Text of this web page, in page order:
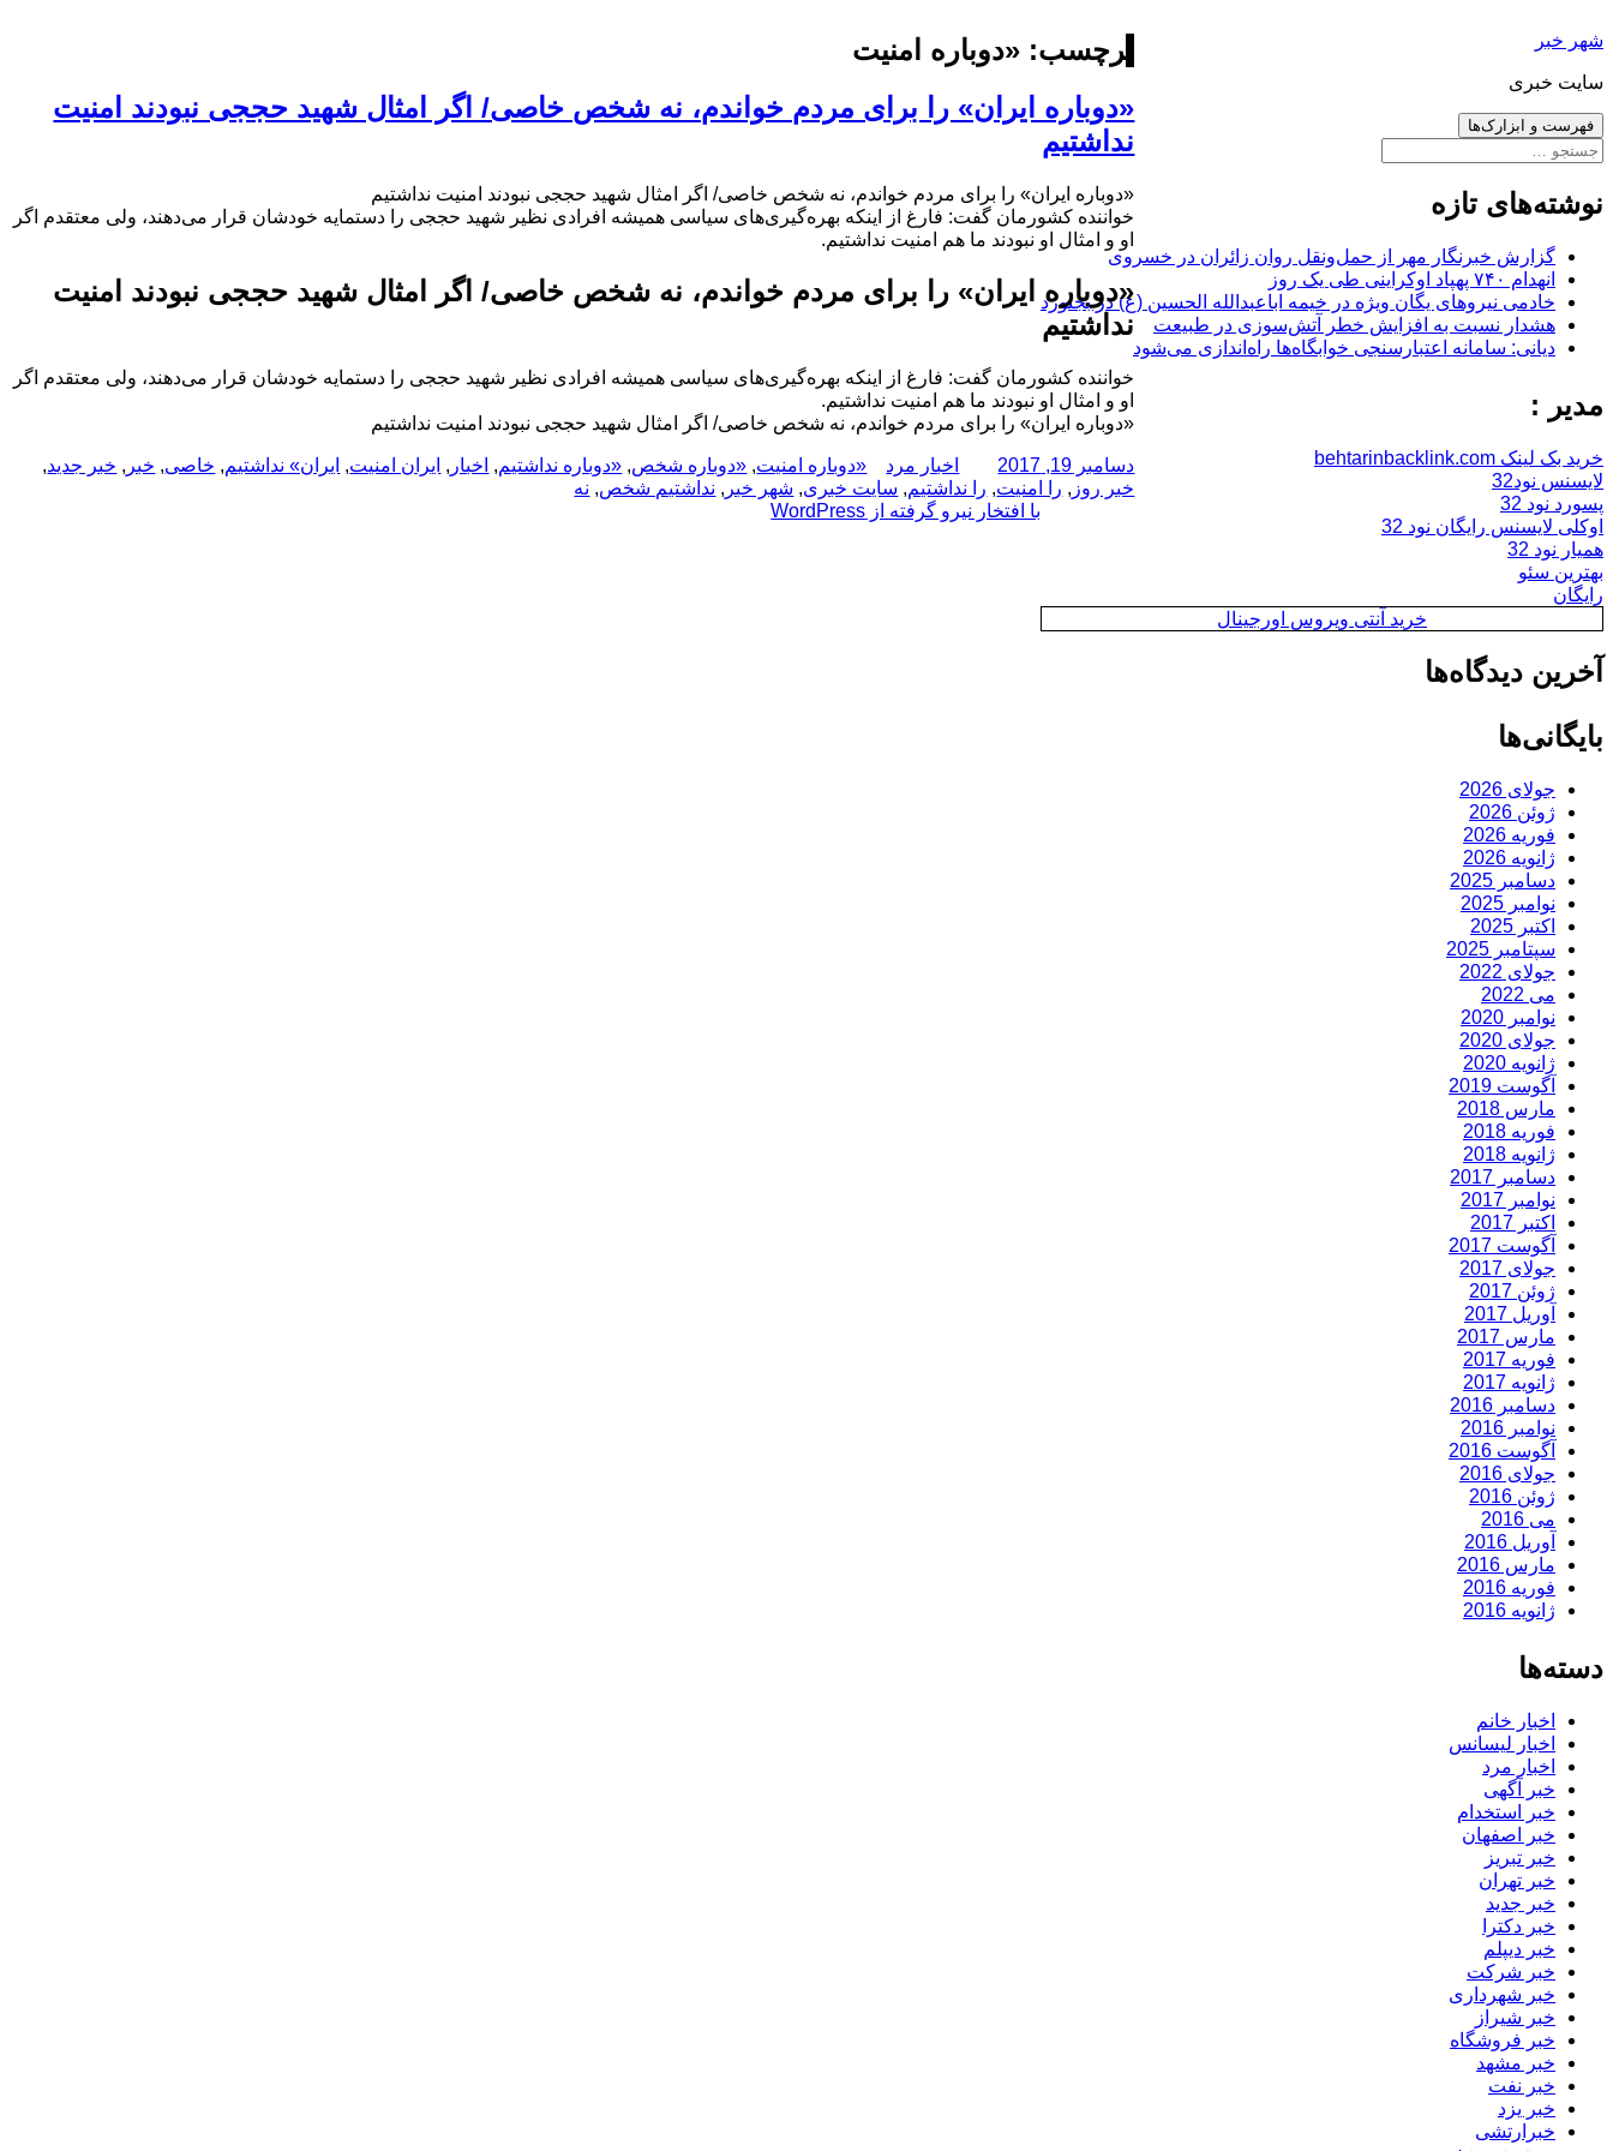
به
شهر خبر
سایت خبری
فهرست و ابزارک‌ها
جستجو
نوشته‌های تازه
گزارش خبرنگار مهر از حمل‌ونقل روان زائران در خسروی
انهدام ۷۴۰ پهپاد اوکراینی طی یک روز
خادمی نیروهای یگان ویژه در خیمه اباعبدالله الحسین (ع) در بجنورد
هشدار نسبت به افزایش خطر آتش‌سوزی در طبیعت
دیانی: سامانه اعتبارسنجی خوابگاه‌ها راه‌اندازی می‌شود
مدیر :
خرید بک لینک behtarinbacklink.com
لایسنس نود32
پسورد نود 32
اوکلی لایسنس رایگان نود 32
همیار نود 32
بهترین سئو
رایگان
خرید آنتی ویروس اورجینال
آخرین دیدگاه‌ها
بایگانی‌ها
جولای 2026
ژوئن 2026
فوریه 2026
ژانویه 2026
دسامبر 2025
نوامبر 2025
اکتبر 2025
سپتامبر 2025
جولای 2022
می 2022
نوامبر 2020
جولای 2020
ژانویه 2020
آگوست 2019
مارس 2018
فوریه 2018
ژانویه 2018
دسامبر 2017
نوامبر 2017
اکتبر 2017
آگوست 2017
جولای 2017
ژوئن 2017
آوریل 2017
مارس 2017
فوریه 2017
ژانویه 2017
دسامبر 2016
نوامبر 2016
آگوست 2016
جولای 2016
ژوئن 2016
می 2016
آوریل 2016
مارس 2016
فوریه 2016
ژانویه 2016
دسته‌ها
اخبار خانم
اخبار لیسانس
اخبار مرد
خبر آگهی
خبر استخدام
خبر اصفهان
خبر تبریز
خبر تهران
خبر جدید
خبر دکترا
خبر دیپلم
خبر شرکت
خبر شهرداری
خبر شیراز
خبر فروشگاه
خبر مشهد
خبر نفت
خبر یزد
خبرارتشی
برچسب: «دوباره امنیت
«دوباره ایران» را برای مردم خواندم، نه شخص خاصی/ اگر امثال شهید حججی نبودند امنیت
نداشتیم
«دوباره ایران» را برای مردم خواندم، نه شخص خاصی/ اگر امثال شهید حججی نبودند امنیت نداشتیم
خواننده کشورمان گفت: فارغ از اینکه بهره‌گیری‌های سیاسی همیشه افرادی نظیر شهید حججی را دستمایه خودشان قرار می‌دهند، ولی معتقدم اگر
او و امثال او نبودند ما هم امنیت نداشتیم.
«دوباره ایران» را برای مردم خواندم، نه شخص خاصی/ اگر امثال شهید حججی نبودند امنیت
نداشتیم
خواننده کشورمان گفت: فارغ از اینکه بهره‌گیری‌های سیاسی همیشه افرادی نظیر شهید حججی را دستمایه خودشان قرار می‌دهند، ولی معتقدم اگر
او و امثال او نبودند ما هم امنیت نداشتیم.
«دوباره ایران» را برای مردم خواندم، نه شخص خاصی/ اگر امثال شهید حججی نبودند امنیت نداشتیم
ارسال
شده
دسامبر 19, 2017 نویسنده
دسته‌ها
اخبار مرد برچسب‌ها
«دوباره امنیت, «دوباره شخص, «دوباره نداشتیم, اخبار , ایران امنیت, ایران» نداشتیم, خاصی, خبر , خبر جدید,
خبر روز , را امنیت, را نداشتیم, سایت خبری, شهر خبر , نداشتیم شخص, نه
با افتخار نیرو گرفته از WordPress